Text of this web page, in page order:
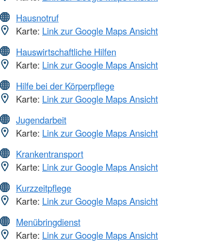
Hausnotruf
Karte: Link zur Google Maps Ansicht
Hauswirtschaftliche Hilfen
Karte: Link zur Google Maps Ansicht
Hilfe bei der Körperpflege
Karte: Link zur Google Maps Ansicht
Jugendarbeit
Karte: Link zur Google Maps Ansicht
Krankentransport
Karte: Link zur Google Maps Ansicht
Kurzzeitpflege
Karte: Link zur Google Maps Ansicht
Menübringdienst
Karte: Link zur Google Maps Ansicht